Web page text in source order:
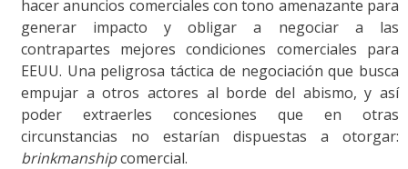
hacer anuncios comerciales con tono amenazante para
generar impacto y obligar a negociar a las
contrapartes mejores condiciones comerciales para
EEUU. Una peligrosa táctica de negociación que busca
empujar a otros actores al borde del abismo, y así
poder extraerles concesiones que en otras
circunstancias no estarían dispuestas a otorgar:
brinkmanshipcomercial.